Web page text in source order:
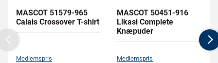
MASCOT 51579-965
Calais Crossover T-shirt
Medlemspris
MASCOT 50451-916
Likasi Complete
Knæpuder
Medlemspris
Previous